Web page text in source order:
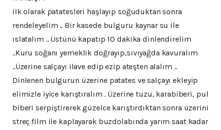
ilk olarak patatesleri haşlayıp soğuduktan sonra
rendeleyelim .. Bir kasede bulguru kaynar su ile
ıslatalım .. Üstünü kapatıp 10 dakika dinlendirelim
..Kuru soğanı yemeklik doğrayıp,sıvıyağda kavuralım
..Üzerine salçayı ilave edip ezip ateşten alalım ..
Dinlenen bulgurun üzerine patates ve salçayı ekleyip
elimizle iyice karıştıralım . Üzerine tuzu, karabiberi, pul
biberi serpiştirerek güzelce karıştırdıktan sonra üzerini
streç film ile kaplayarak buzdolabında yarım saat kadar